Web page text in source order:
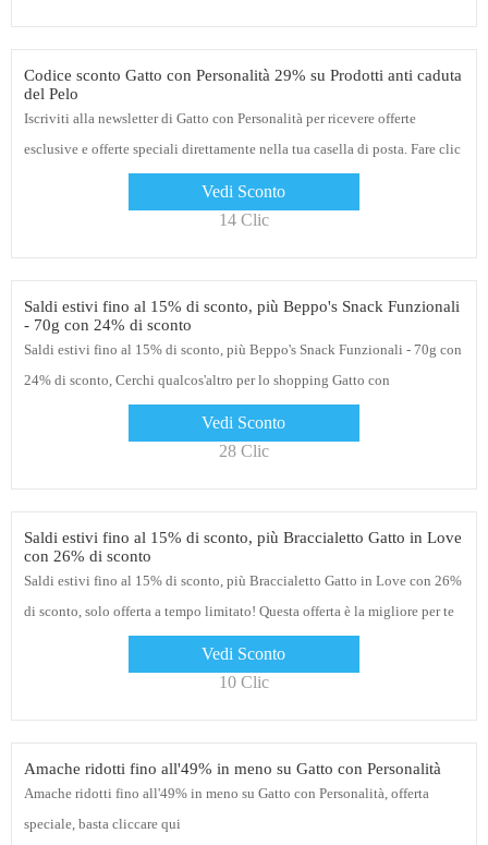
Codice sconto Gatto con Personalità 29% su Prodotti anti caduta
del Pelo
Iscriviti alla newsletter di Gatto con Personalità per ricevere offerte
esclusive e offerte speciali direttamente nella tua casella di posta. Fare clic
Vedi Sconto
14 Clic
Saldi estivi fino al 15% di sconto, più Beppo's Snack Funzionali
- 70g con 24% di sconto
Saldi estivi fino al 15% di sconto, più Beppo's Snack Funzionali - 70g con
24% di sconto, Cerchi qualcos'altro per lo shopping Gatto con
Vedi Sconto
28 Clic
Saldi estivi fino al 15% di sconto, più Braccialetto Gatto in Love
con 26% di sconto
Saldi estivi fino al 15% di sconto, più Braccialetto Gatto in Love con 26%
di sconto, solo offerta a tempo limitato! Questa offerta è la migliore per te
Vedi Sconto
10 Clic
Amache ridotti fino all'49% in meno su Gatto con Personalità
Amache ridotti fino all'49% in meno su Gatto con Personalità, offerta
speciale, basta cliccare qui